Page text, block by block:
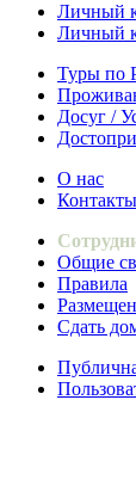
Личный
Личный
Туры по
Досуг /
О нас
Контакты
Общие
Правила
Сдать